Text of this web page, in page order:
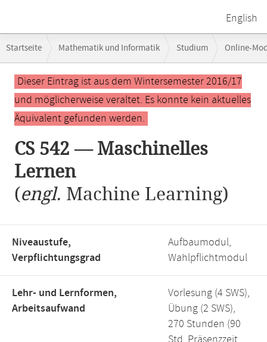
English
Navigation
Startseite Mathematik und Informatik Studium Online-
Hauptinhalt
Dieser Eintrag ist aus dem Wintersemester 2016/17
und möglicherweise veraltet. Es konnte kein aktuelles
Äquivalent gefunden werden.
CS 542 — Maschinelles
Lernen
(engl. Machine Learning)
Niveaustufe,
Verpflichtungsgrad
Aufbaumodul,
Wahlpflichtmodul
Lehr- und Lernformen,
Arbeitsaufwand
Vorlesung (4 SWS),
Übung (2 SWS),
270 Stunden (90